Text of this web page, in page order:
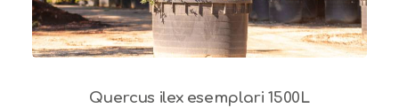
Quercus ilex esemplari 1500L